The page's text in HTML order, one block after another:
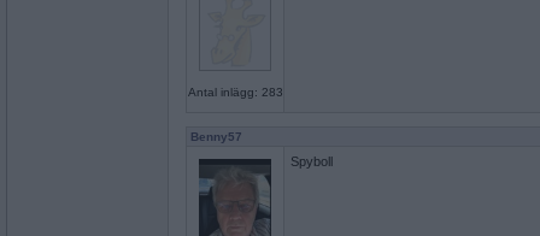
Antal inlägg: 283
Benny57
Spyboll